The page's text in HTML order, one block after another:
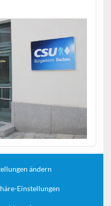
ändern
Einstellungen